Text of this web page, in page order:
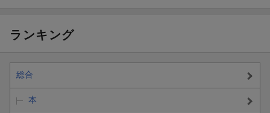
ランキング
総合
本